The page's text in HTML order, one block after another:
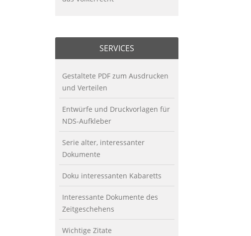
SERVICES
Gestaltete PDF zum Ausdrucken
und Verteilen
Entwürfe und Druckvorlagen für
NDS-Aufkleber
Serie alter, interessanter
Dokumente
Doku interessanten Kabaretts
Interessante Dokumente des
Zeitgeschehens
Wichtige Zitate